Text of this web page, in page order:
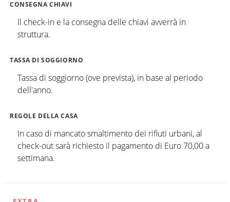
CONSEGNA CHIAVI
Il check-in e la consegna delle chiavi avverrà in
struttura.
TASSA DI SOGGIORNO
Tassa di soggiorno (ove prevista), in base al periodo
dell'anno.
REGOLE DELLA CASA
In caso di mancato smaltimento dei rifiuti urbani, al
check-out sarà richiesto il pagamento di Euro 70,00 a
settimana.